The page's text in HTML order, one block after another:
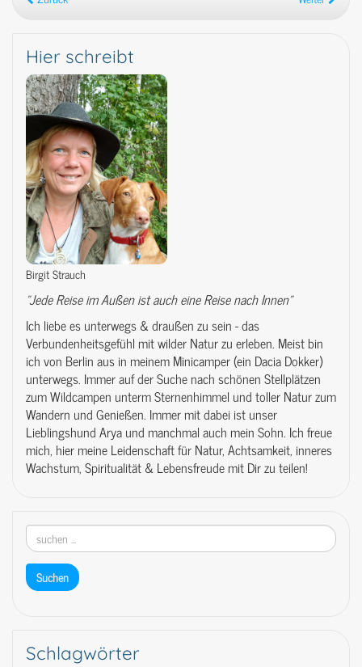
Hier schreibt
Birgit Strauch
"Jede Reise im Außen ist auch eine Reise nach Innen"
Ich liebe es unterwegs & draußen zu sein - das
Verbundenheitsgefühl mit wilder Natur zu erleben. Meist bin
ich von Berlin aus in meinem Minicamper (ein Dacia Dokker)
unterwegs. Immer auf der Suche nach schönen Stellplätzen
zum Wildcampen unterm Sternenhimmel und toller Natur zum
Wandern und Genießen. Immer mit dabei ist unser
Lieblingshund Arya und manchmal auch mein Sohn. Ich freue
mich, hier meine Leidenschaft für Natur, Achtsamkeit, inneres
Wachstum, Spiritualität & Lebensfreude mit Dir zu teilen!
Schlagwörter